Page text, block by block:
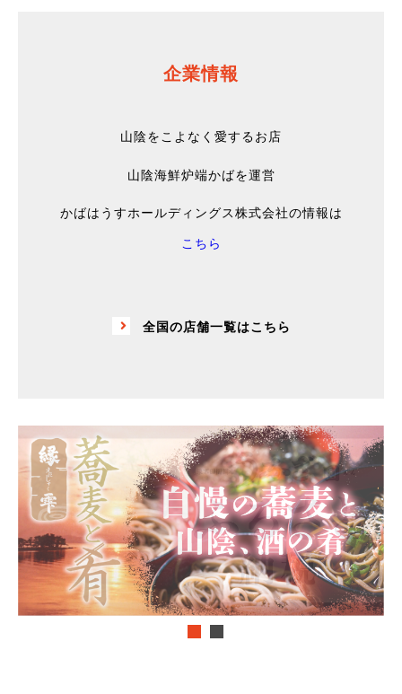
企業情報
山陰をこよなく愛するお店
山陰海鮮炉端かばを運営
かばはうすホールディングス株式会社の情報は
こちら
全国の店舗一覧はこちら